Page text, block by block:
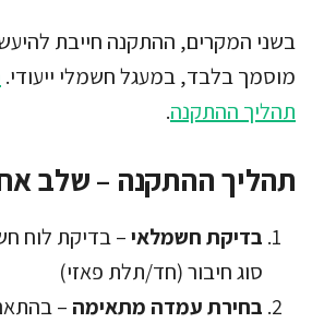
בשני המקרים, ההתקנה חייבת
מוסמך בלבד, במעגל חשמלי ייעודי.
תהליך ההתקנה.
תהליך ההתקנה – שלב
בדיקת חשמלאי– בדיקת לוח
סוג חיבור (חד/תלת פאזי)
בחירת עמדה מתאימה –